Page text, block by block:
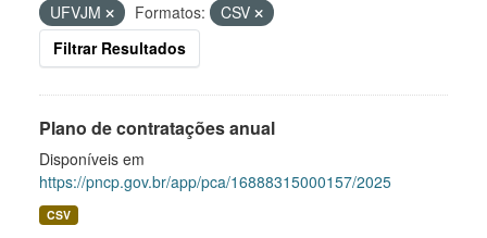
UFVJM
Formatos:
CSV
Filtrar Resultados
Plano de contratações anual
Disponíveis em
https://pncp.gov.br/app/pca/16888315000157/2025
CSV